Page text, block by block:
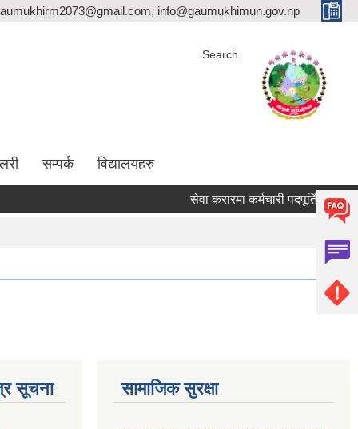
info@gaumukhimun.gov.np
Search
सम्पर्क विद्यालयहरु
सेवा करारमा कर्मचारी पदपूर्ति गर्ने सम्बन्धी
सूचना सामाजिक सुरक्षा